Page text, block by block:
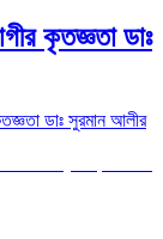
কৃতজ্ঞতা ডাঃ
ডাঃ সুরমান আলীর